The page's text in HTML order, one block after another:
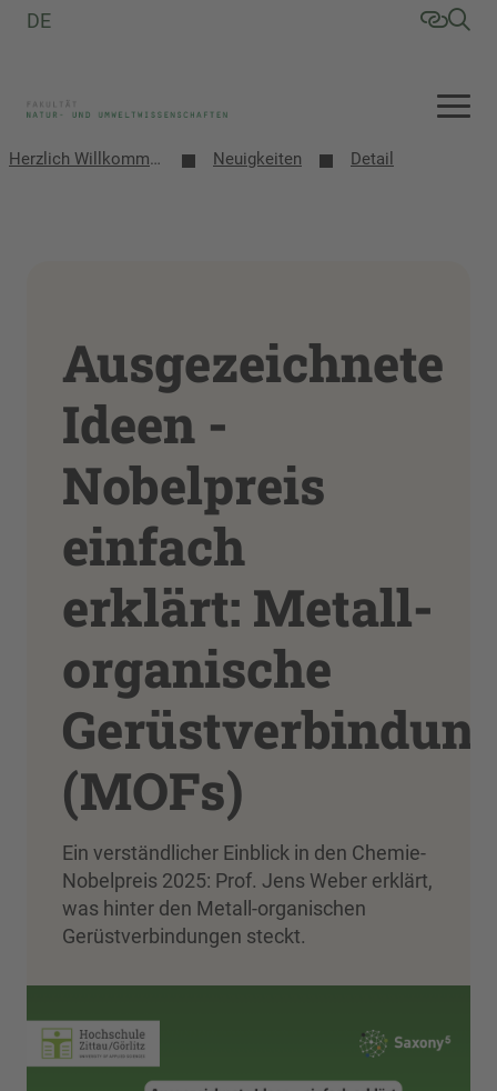
DE
Herzlich Willkommen an der Fakultät Natur- und Umweltwissenschaften Neuigkeiten Detail
Ausgezeichnete
Ideen -
Nobelpreis
einfach
erklärt: Metall-
organische
(MOFs)
Ein verständlicher Einblick in den Chemie-
Nobelpreis 2025: Prof. Jens Weber erklärt,
was hinter den Metall-organischen
Gerüstverbindungen steckt.